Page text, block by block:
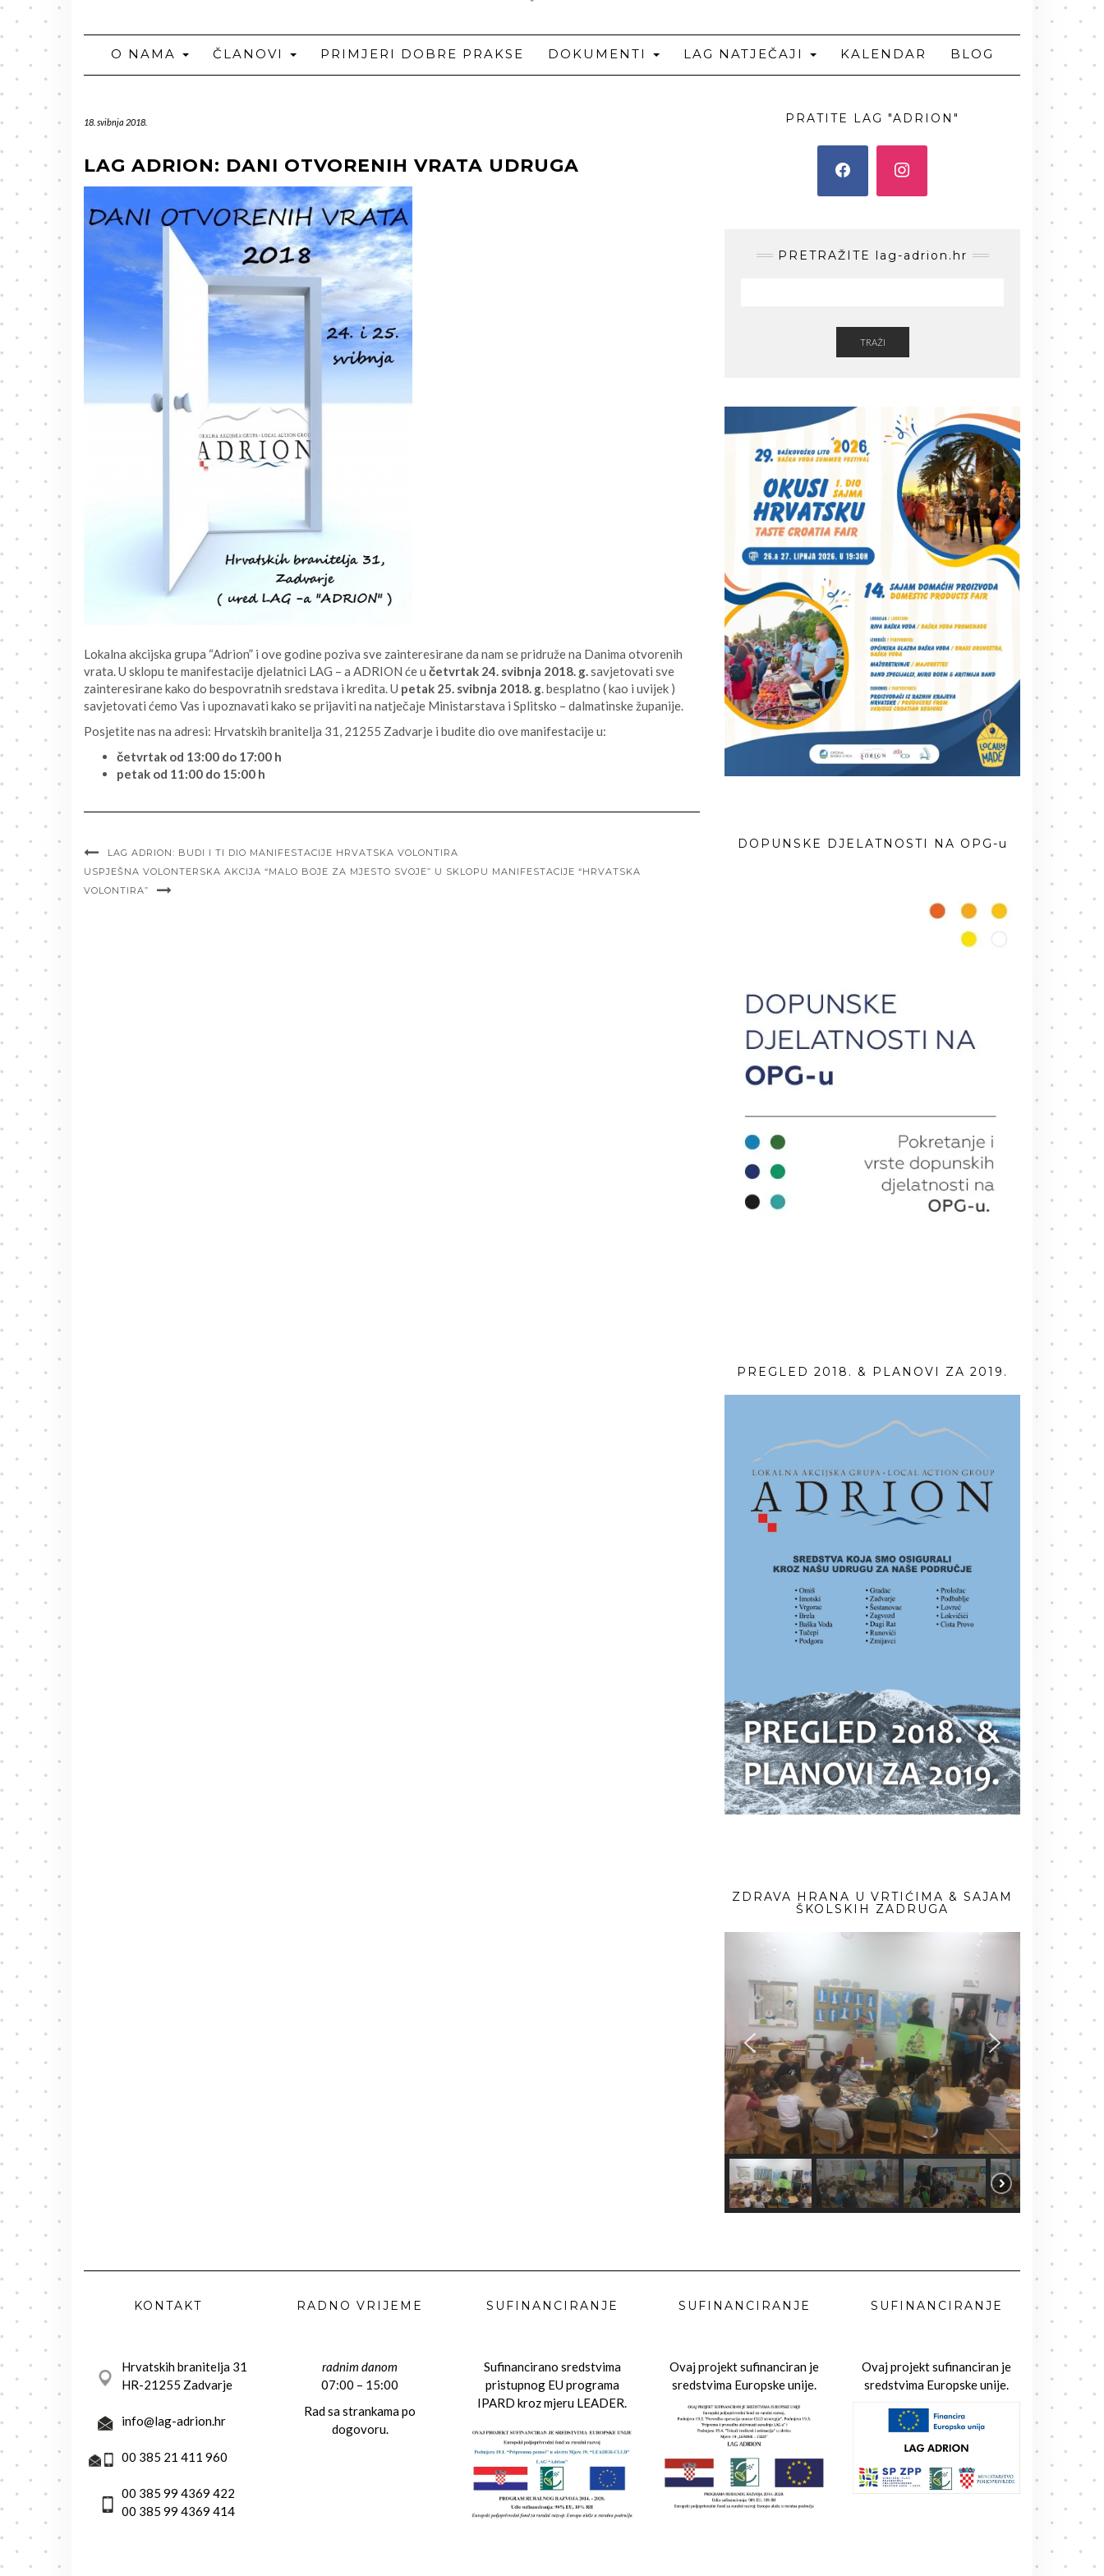
O NAMA ČLANOVI PRIMJERI DOBRE PRAKSE DOKUMENTI LAG NATJEČAJI KALENDAR BLOG
18. svibnja 2018.
LAG ADRION: DANI OTVORENIH VRATA UDRUGA
Lokalna akcijska grupa “Adrion” i ove godine poziva sve zainteresirane da nam se pridruže na Danima otvorenih
vrata. U sklopu te manifestacije djelatnici LAG – a ADRION će u četvrtak 24. svibnja 2018. g.savjetovati sve
zainteresirane kako do bespovratnih sredstava i kredita. U petak 25. svibnja 2018. g. besplatno ( kao i uvijek )
savjetovati ćemo Vas i upoznavati kako se prijaviti na natječaje Ministarstava i Splitsko – dalmatinske županije.
Posjetite nas na adresi: Hrvatskih branitelja 31, 21255 Zadvarje i budite dio ove manifestacije u:
četvrtak od 13:00 do 17:00 h
petak od 11:00 do 15:00 h
LAG ADRION: BUDI I TI DIO MANIFESTACIJE HRVATSKA VOLONTIRA
USPJEŠNA VOLONTERSKA AKCIJA “MALO BOJE ZA MJESTO SVOJE” U SKLOPU MANIFESTACIJE “HRVATSKA
VOLONTIRA”
PRATITE LAG "ADRION"
PRETRAŽITE lag-adrion.hr
TRAŽI
DOPUNSKE DJELATNOSTI NA OPG-u
PREGLED 2018. & PLANOVI ZA 2019.
ZDRAVA HRANA U VRTIĆIMA & SAJAM
ŠKOLSKIH ZADRUGA
KONTAKT
Hrvatskih branitelja 31
HR-21255 Zadvarje
info@lag-adrion.hr
00 385 21 411 960
00 385 99 4369 422
00 385 99 4369 414
RADNO VRIJEME
radnim danom
07:00 – 15:00
Rad sa strankama po
dogovoru.
SUFINANCIRANJE
Sufinancirano sredstvima
pristupnog EU programa
IPARD kroz mjeru LEADER.
SUFINANCIRANJE
Ovaj projekt sufinanciran je
sredstvima Europske unije.
SUFINANCIRANJE
Ovaj projekt sufinanciran je
sredstvima Europske unije.